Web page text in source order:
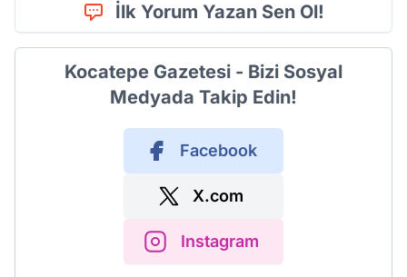
İlk Yorum Yazan Sen Ol!
Kocatepe Gazetesi - Bizi Sosyal
Medyada Takip Edin!
Facebook
X.com
Instagram